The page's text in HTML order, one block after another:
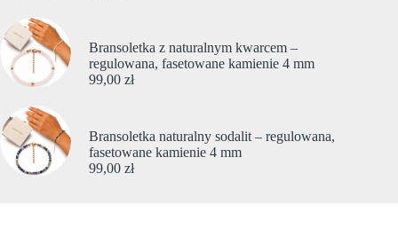
Bransoletka z naturalnym kwarcem –
regulowana, fasetowane kamienie 4 mm
99,00 zł
Bransoletka naturalny sodalit – regulowana,
fasetowane kamienie 4 mm
99,00 zł